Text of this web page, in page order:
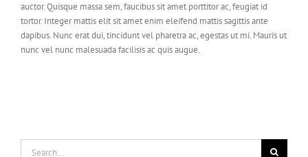
auctor. Quisque massa sem, faucibus sit amet porttitor ac, feugiat id
tortor. Integer mattis elit sit amet enim eleifend mattis sagittis ante
dapibus. Nunc erat dui, tincidunt vel pharetra ac, egestas ut mi. Mauris ut
nunc vel nunc malesuada facilisis ac quis augue.